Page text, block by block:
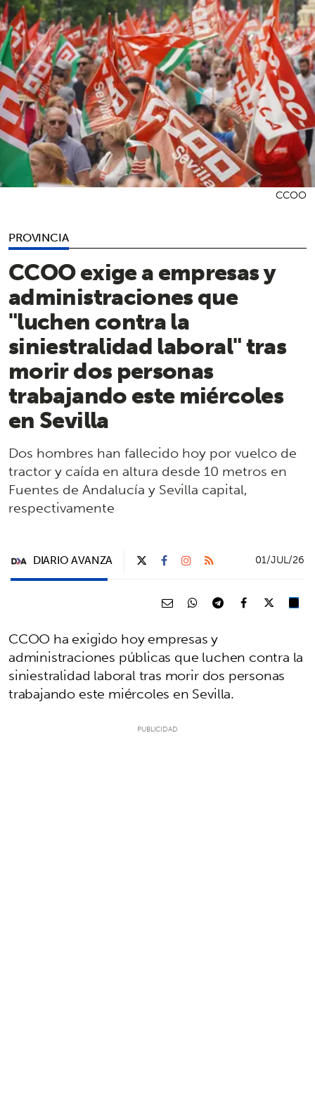
PROVINCIA
CCOO exige a empresas y
administraciones que
"luchen contra la
siniestralidad laboral" tras
morir dos personas
trabajando este miércoles
en Sevilla
Dos hombres han fallecido hoy por vuelco de
tractor y caída en altura desde 10 metros en
Fuentes de Andalucía y Sevilla capital,
respectivamente
CCOO
DIARIO AVANZA 01/JUL/26
CCOO ha exigido hoy empresas y
administraciones públicas que luchen contra la
siniestralidad laboral tras morir dos personas
trabajando este miércoles en Sevilla.